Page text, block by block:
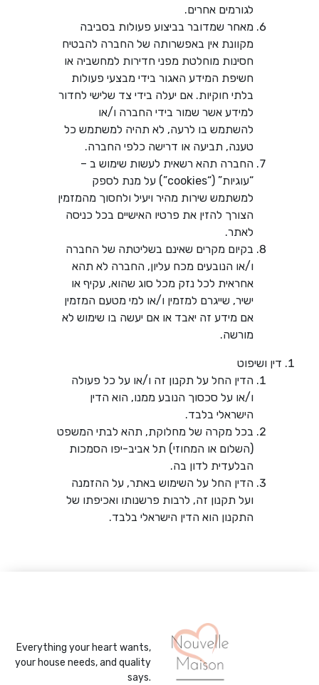
לגורמים אחרים.
מאחר שמדובר בביצוע פעולות בסביבה
מקוונת אין באפשרותה של החברה להבטיח
חסינות מוחלטת מפני חדירות למחשביה או
חשיפת המידע האגור בידי מבצעי פעולות
בלתי חוקיות. אם יעלה בידי צד שלישי לחדור
למידע אשר שמור בידי החברה ו/או
להשתמש בו לרעה, לא תהיה למשתמש כל
טענה, תביעה או דרישה כלפי החברה.
החברה תהא רשאית לעשות שימוש ב –
“עוגיות” (“cookies”) על מנת לספק
למשתמש שירות מהיר ויעיל ולחסוך מהמזמין
הצורך להזין את פרטיו האישיים בכל כניסה
לאתר.
בקיום מקרים שאינם בשליטתה של החברה
ו/או הנובעים מכח עליון, החברה לא תהא
אחראית לכל נזק מכל סוג שהוא, עקיף או
ישיר, שייגרם למזמין ו/או למי מטעם המזמין
אם מידע זה יאבד או אם יעשה בו שימוש לא
מורשה.
דין ושיפוט
הדין החל על תקנון זה ו/או על כל פעולה
ו/או על סכסוך הנובע ממנו, הוא הדין
הישראלי בלבד.
בכל מקרה של מחלוקת, תהא לבתי המשפט
(השלום או המחוזי) תל אביב-יפו הסמכות
הבלעדית לדון בה.
הדין החל על השימוש באתר, על ההזמנה
ועל תקנון זה, לרבות פרשנותו ואכיפתו של
התקנון הוא הדין הישראלי בלבד.
Everything your heart wants,
your house needs, and quality
says.